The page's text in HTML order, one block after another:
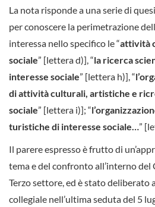
La nota risponde a una serie di
per conoscere la perimetrazione
interessa nello specifico le “attività
sociale” [lettera d)], “la ricerca
interesse sociale” [lettera h)], “
di attività culturali, artistiche e
sociale” [lettera i)]; “
turistiche di interesse sociale… ”
Il parere espresso è frutto di
tema e del confronto all’interno del
Terzo settore, ed è stato deliberato
collegiale nell’ultima seduta del 5